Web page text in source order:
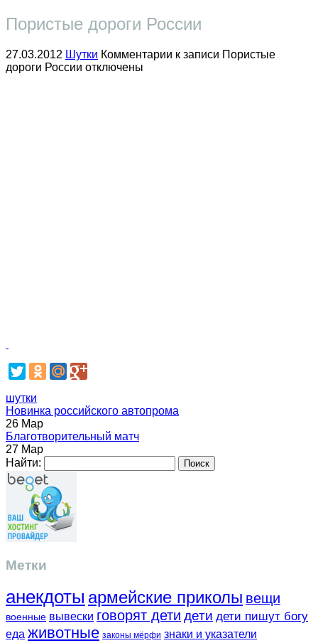
Пористые дороги России
27.03.2012 Шутки Комментарии к записи Пористые
дороги России отключены
шутки
Новинка российского автопрома
26 Мар
Благотворительный матч
27 Мар
Найти:
Метки
анекдоты армейские приколы вещи
военные вывески говорят дети дети дети пишут богу
еда животные законы мёрфи знаки и указатели